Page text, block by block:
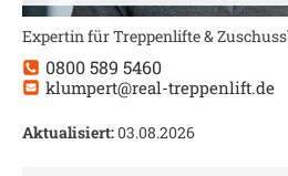
Expertin für Treppenlifte &
0800 589 5460
klumpert@real-treppenlift.de
Aktualisiert:03.08.2026